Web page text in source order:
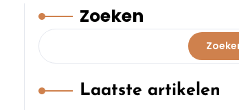
Zoeken
Laatste artikelen